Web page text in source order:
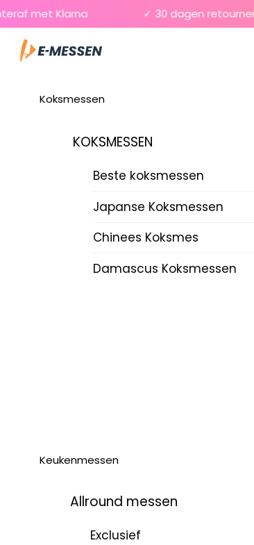
Skip
to
content
met Klarna ✓ 30 dagen retourneren
Menu
Koksmessen
KOKSMESSEN
Beste koksmessen
Japanse Koksmessen
Chinees Koksmes
Damascus Koksmessen
Keukenmessen
Allround messen
Exclusief